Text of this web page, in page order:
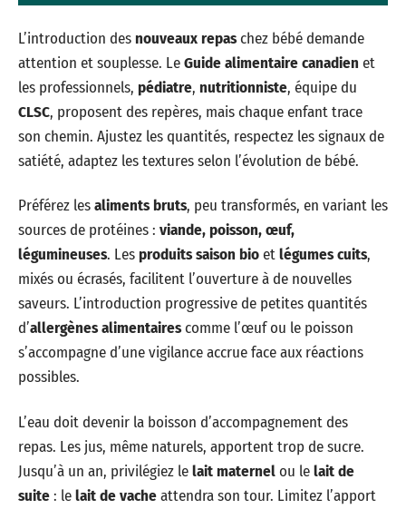
L’introduction desnouveaux repaschez bébé demande
attention et souplesse. LeGuide alimentaire canadien et
les professionnels, pédiatre, nutritionniste, équipe du
CLSC, proposent des repères, mais chaque enfant trace
son chemin. Ajustez les quantités, respectez les signaux de
satiété, adaptez les textures selon l’évolution de bébé.
Préférez lesaliments bruts, peu transformés, en variant les
sources de protéines : viande, poisson, œuf,
légumineuses. Lesproduits saison bioetlégumes cuits,
mixés ou écrasés, facilitent l’ouverture à de nouvelles
saveurs. L’introduction progressive de petites quantités
d’allergènes alimentairescomme l’œuf ou le poisson
s’accompagne d’une vigilance accrue face aux réactions
possibles.
L’eau doit devenir la boisson d’accompagnement des
repas. Les jus, même naturels, apportent trop de sucre.
Jusqu’à un an, privilégiez lelait maternelou lelait de
suite: lelait de vacheattendra son tour. Limitez l’apport